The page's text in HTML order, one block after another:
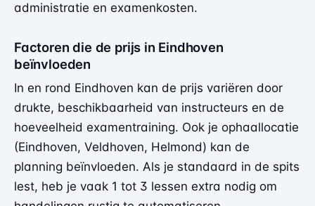
administratie en examenkosten.
Factoren die de prijs in Eindhoven
beïnvloeden
In en rond Eindhoven kan de prijs variëren door
drukte, beschikbaarheid van instructeurs en de
hoeveelheid examentraining. Ook je ophaallocatie
(Eindhoven, Veldhoven, Helmond) kan de
planning beïnvloeden. Als je standaard in de spits
lest, heb je vaak 1 tot 3 lessen extra nodig om